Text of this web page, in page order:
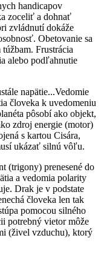
handicapov
zoceliť a dohnať
zvládnutí dokáže
Obetovanie sa
Frustrácia
alebo podľahnutie
napätie...Vedomie
človeka k uvedomeniu
pôsobí ako objekt,
zdroj energie (motor)
s kartou Cisára,
ukázať silnú vôľu.
(trigony) prenesené do
a vedomia polarity
Drak je v podstate
človeka len tak
pomocou silného
potrebný vietor môže
(živel vzduchu), ktorý